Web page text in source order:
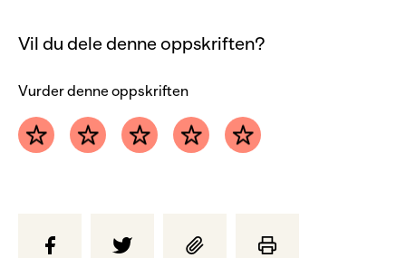
Vil du dele denne oppskriften?
Vurder denne oppskriften